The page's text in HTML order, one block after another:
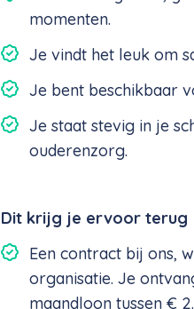
momenten.
Je vindt het leuk om
Je bent beschikbaar
Je staat stevig in je
ouderenzorg.
Dit krijg je ervoor terug
Een contract bij ons,
organisatie. Je
maandloon tussen €